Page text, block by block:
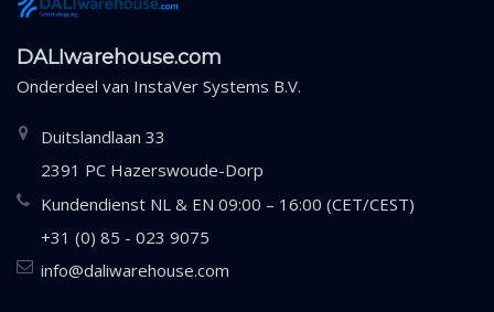
DALIwarehouse.com
Onderdeel van InstaVer Systems B.V.
Duitslandlaan 33
2391 PC Hazerswoude-Dorp
Kundendienst NL & EN 09:00 – 16:00 (CET/CEST)
+31 (0) 85 - 023 9075
info@daliwarehouse.com